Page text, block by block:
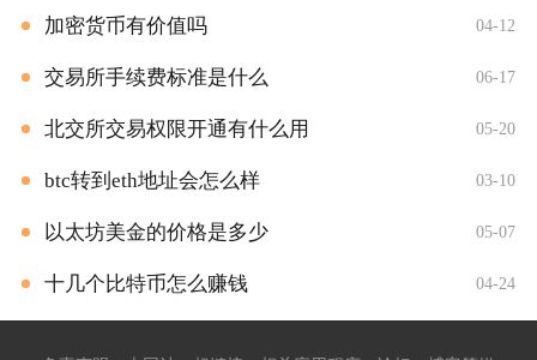
加密货币有价值吗 04-12
交易所手续费标准是什么 06-17
北交所交易权限开通有什么用 05-20
btc转到eth地址会怎么样 03-10
以太坊美金的价格是多少 05-07
十几个比特币怎么赚钱 04-24